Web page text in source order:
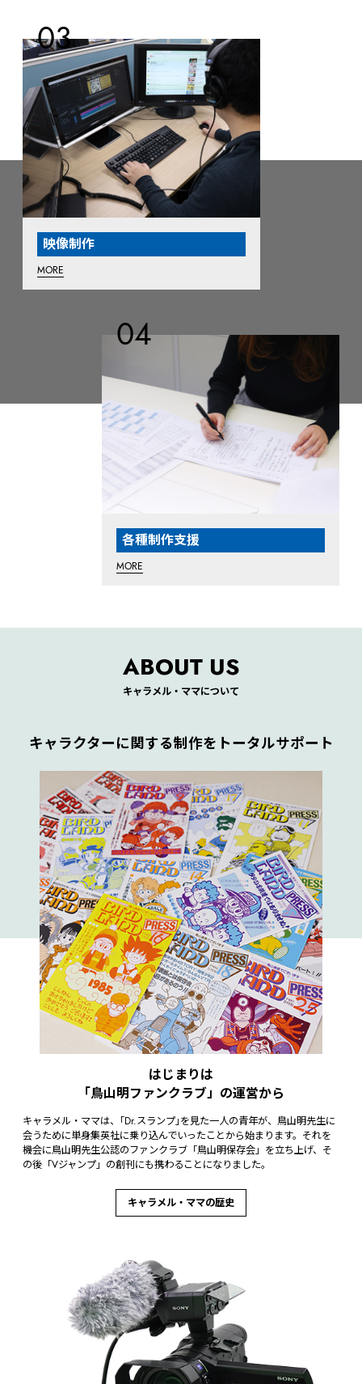
映像制作
MORE
各種制作支援
MORE
ABOUT US
キャラメル・ママについて
キャラクターに関する制作をトータルサポート
はじまりは
「鳥山明ファンクラブ」の運営から
キャラメル・ママは、｢Dr.スランプ｣を見た一人の青年が、鳥山明先生に
会うために単身集英社に乗り込んでいったことから始まります。それを
機会に鳥山明先生公認のファンクラブ「鳥山明保存会」を立ち上げ、そ
の後「Vジャンプ」の創刊にも携わることになりました。
キャラメル・ママの歴史